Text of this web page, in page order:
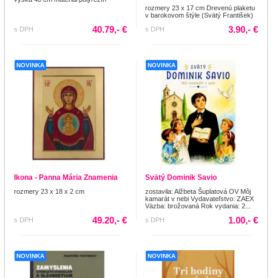
s DPH 40.79,- €
rozmery 23 x 17 cm Drevenú plaketu
v barokovom štýle (Svätý František)
s DPH
3.90,- €
NOVINKA
Ikona - Panna Mária Znamenia
rozmery 23 x 18 x 2 cm
s DPH 49.20,- €
NOVINKA
Svätý Dominik Savio
zostavila: Alžbeta Šuplatová OV Môj
kamarát v nebi Vydavateľstvo: ZAEX
Väzba: brožovaná Rok vydania: 2...
s DPH
1.00,- €
NOVINKA NOVINKA